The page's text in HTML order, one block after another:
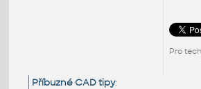
Pro
Příbuzné CAD tipy: